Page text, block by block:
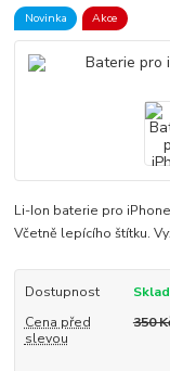
Novinka Akce
Li-Ion baterie pro
Včetně lepícího štítku.
Dostupnost
Cena před
slevou
350